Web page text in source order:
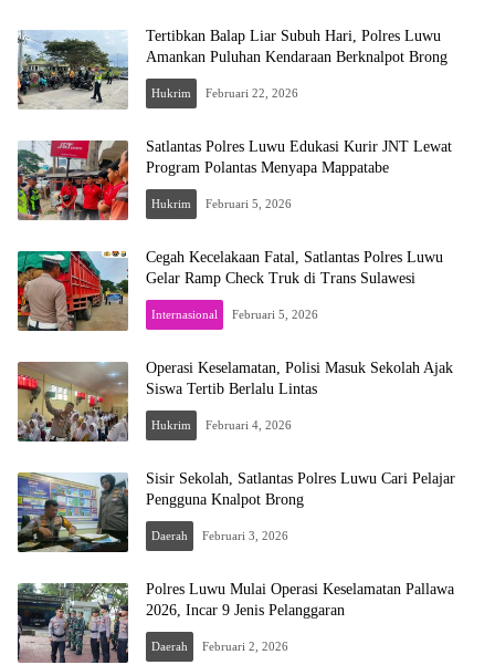
Tertibkan Balap Liar Subuh Hari, Polres Luwu
Amankan Puluhan Kendaraan Berknalpot Brong
Hukrim Februari 22, 2026
Satlantas Polres Luwu Edukasi Kurir JNT Lewat
Program Polantas Menyapa Mappatabe
Hukrim Februari 5, 2026
Cegah Kecelakaan Fatal, Satlantas Polres Luwu
Gelar Ramp Check Truk di Trans Sulawesi
Internasional Februari 5, 2026
Operasi Keselamatan, Polisi Masuk Sekolah Ajak
Siswa Tertib Berlalu Lintas
Hukrim Februari 4, 2026
Sisir Sekolah, Satlantas Polres Luwu Cari Pelajar
Pengguna Knalpot Brong
Daerah Februari 3, 2026
Polres Luwu Mulai Operasi Keselamatan Pallawa
2026, Incar 9 Jenis Pelanggaran
Daerah Februari 2, 2026